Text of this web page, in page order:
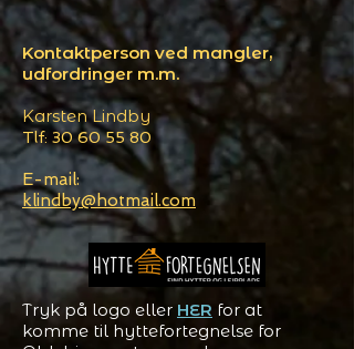
Kontaktperson ved mangler,
udfordringer m.m.
Karsten Lindby
Tlf: 30 60 55 80
E-mail:
klindby@hotmail.com
Tryk på logo eller HER for at
komme til hyttefortegnelse for